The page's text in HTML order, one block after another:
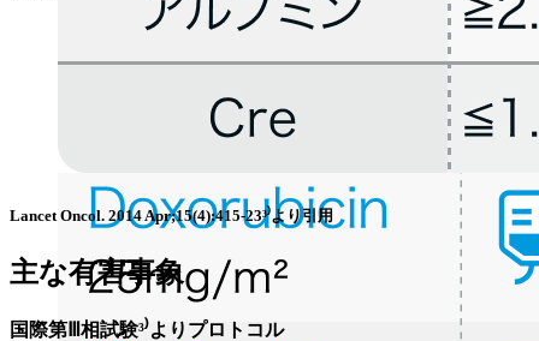
Lancet Oncol. 2014 Apr;15(4):415-23³⁾より引用
主な有害事象
国際第Ⅲ相試験³⁾よりプロトコル